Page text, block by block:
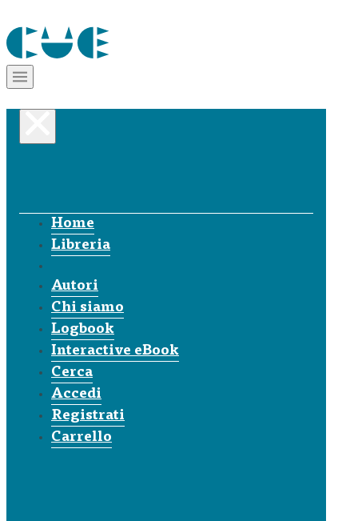
Home
Libreria
Autori
Chi siamo
Logbook
Interactive eBook
Cerca
Accedi
Registrati
Carrello